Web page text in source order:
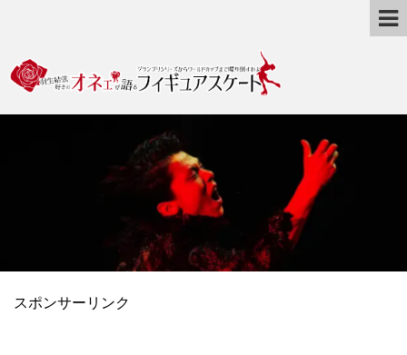
スポンサーリンク